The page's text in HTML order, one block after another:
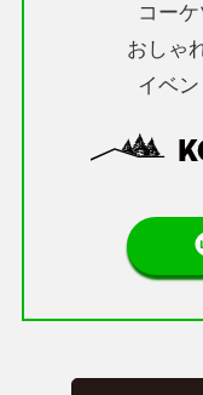
コー
おしゃ
イベ